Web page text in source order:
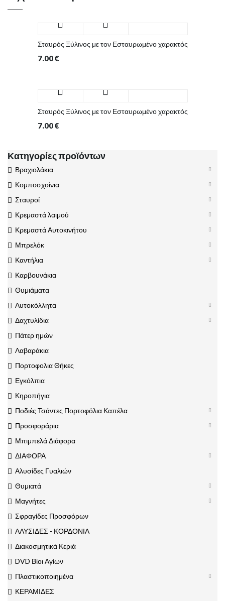
Σταυρός Ξύλινος με τον Εσταυρωμένο χαρακτός
7.00€
Σταυρός Ξύλινος με τον Εσταυρωμένο χαρακτός
7.00€
Κατηγορίες προϊόντων
Βραχιολάκια
Κομποσχοίνια
Σταυροί
Κρεμαστά λαιμού
Κρεμαστά Αυτοκινήτου
Μπρελόκ
Καντήλια
Καρβουνάκια
Θυμιάματα
Αυτοκόλλητα
Δαχτυλίδια
Πάτερ ημών
Λαβαράκια
Πορτοφολια Θήκες
Εγκόλπια
Κηροπήγια
Ποδιές Τσάντες Πορτοφόλια Καπέλα
Προσφοράρια
Μπιμπελά Διάφορα
ΔΙΑΦΟΡΑ
Αλυσίδες Γυαλιών
Θυμιατά
Μαγνήτες
Σφραγίδες Προσφόρων
ΑΛΥΣΙΔΕΣ - ΚΟΡΔΟΝΙΑ
Διακοσμητικά Κεριά
DVD Βίοι Αγίων
Πλαστικοποιημένα
ΚΕΡΑΜΙΔΕΣ